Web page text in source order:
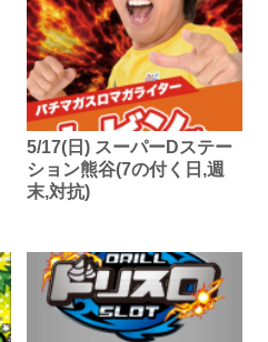
5/17(日) スーパーDステー
ション熊谷(7の付く日,週
末,対抗)